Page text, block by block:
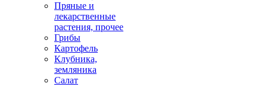
Пряные и
лекарственные
растения, прочее
Грибы
Картофель
Клубника,
земляника
Салат